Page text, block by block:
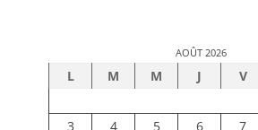
AOÛT 2026
L M M J V
3
4 5 6 7